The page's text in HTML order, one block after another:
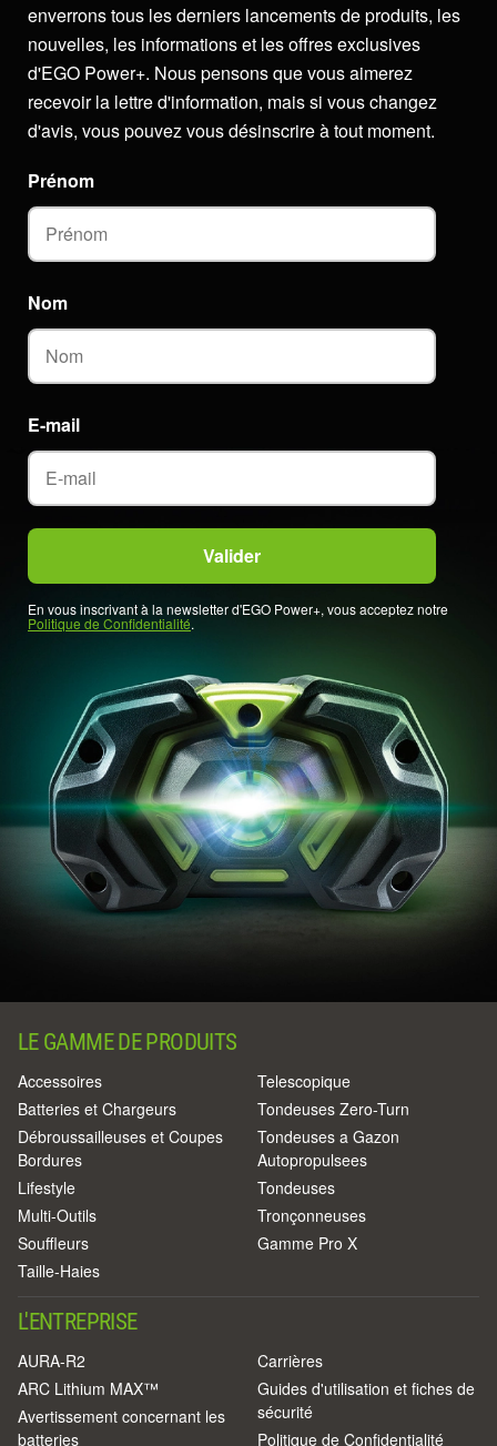
enverrons tous les derniers lancements de produits, les
nouvelles, les informations et les offres exclusives
d'EGO Power+. Nous pensons que vous aimerez
recevoir la lettre d'information, mais si vous changez
d'avis, vous pouvez vous désinscrire à tout moment.
E-mail
Prénom
Nom
En vous inscrivant à la newsletter d'EGO Power+, vous acceptez notre
Politique de Confidentialité.
LE GAMME DE PRODUITS
Accessoires
Batteries et Chargeurs
Débroussailleuses et Coupes
Bordures
Lifestyle
Multi-Outils
Souffleurs
Taille-Haies
Telescopique
Tondeuses Zero-Turn
Tondeuses a Gazon
Autopropulsees
Tondeuses
Tronçonneuses
Gamme Pro X
L'ENTREPRISE
AURA-R2
ARC Lithium MAX™
Avertissement concernant les
batteries
Carrières
Guides d'utilisation et fiches de
sécurité
Politique de Confidentialité